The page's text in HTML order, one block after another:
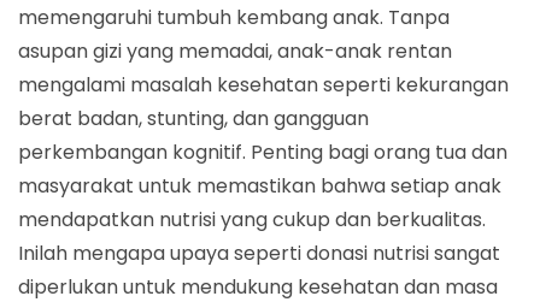
memengaruhi tumbuh kembang anak. Tanpa
asupan gizi yang memadai, anak-anak rentan
mengalami masalah kesehatan seperti kekurangan
berat badan, stunting, dan gangguan
perkembangan kognitif. Penting bagi orang tua dan
masyarakat untuk memastikan bahwa setiap anak
mendapatkan nutrisi yang cukup dan berkualitas.
Inilah mengapa upaya seperti donasi nutrisi sangat
diperlukan untuk mendukung kesehatan dan masa